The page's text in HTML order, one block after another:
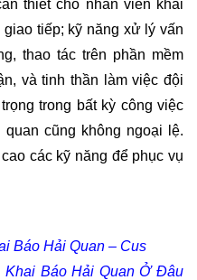
thiết cho nhân viên khai
tiếp; kỹ năng xử lý vấn
thao tác trên phần mềm
và tinh thần làm việc đội
trong bất kỳ công việc
cũng không ngoại lệ.
các kỹ năng để phục vụ
Báo Hải Quan – Cus
Khai Báo Hải Quan Ở Đâu